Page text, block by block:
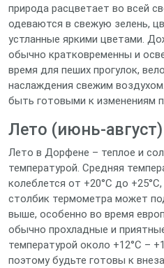
природа расцветает во всей
одеваются в свежую зелень,
устланные яркими цветами.
обычно кратковременны и
время для пеших прогулок,
наслаждения свежим
быть готовыми к изменениям
Лето (июнь-август)
Лето в Дорфене – теплое и
температурой. Средняя
колеблется от +20°C до
столбик термометра может
выше, особенно во время
обычно прохладные и
температурой около +12°C –
поэтому будьте готовы к